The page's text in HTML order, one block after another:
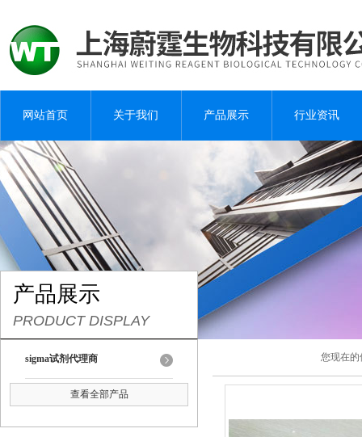
网站首页 关于我们 产品展示 行业资讯
产品展示
PRODUCT DISPLAY
sigma试剂代理商
查看全部产品
您现在